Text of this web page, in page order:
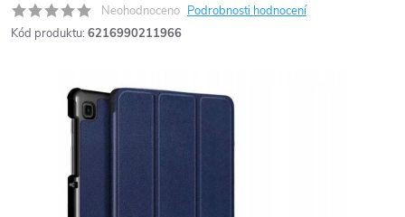
Neohodnoceno Podrobnosti hodnocení
Kód produktu: 6216990211966